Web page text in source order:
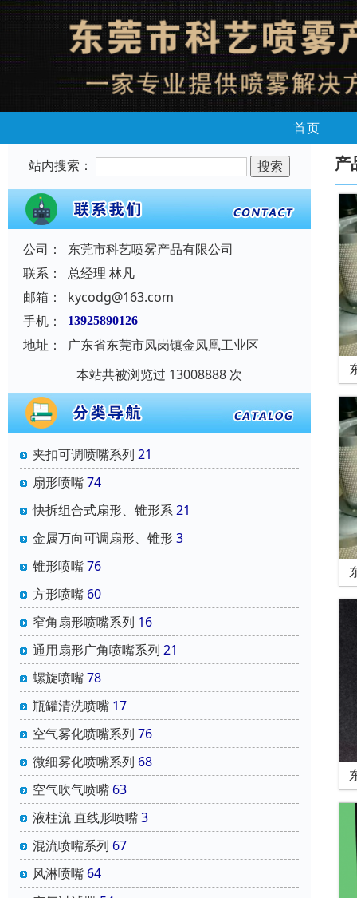
首页
站内搜索：
公司：
东莞市科艺喷雾产品有限公司
联系：
总经理 林凡
邮箱：
kycodg@163.com
手机：
13925890126
地址：
广东省东莞市凤岗镇金凤凰工业区
本站共被浏览过 13008888 次
夹扣可调喷嘴系列 21
扇形喷嘴74
快拆组合式扇形、锥形系21
金属万向可调扇形、锥形3
锥形喷嘴76
方形喷嘴 60
窄角扇形喷嘴系列 16
通用扇形广角喷嘴系列 21
螺旋喷嘴78
瓶罐清洗喷嘴 17
空气雾化喷嘴系列 76
微细雾化喷嘴系列 68
空气吹气喷嘴 63
液柱流 直线形喷嘴3
混流喷嘴系列 67
风淋喷嘴 64
产